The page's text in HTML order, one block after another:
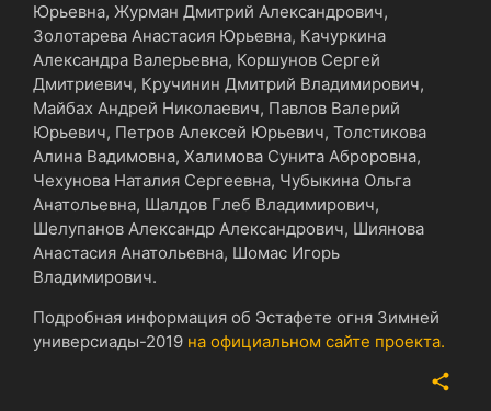
Юрьевна, Журман Дмитрий Александрович,
Золотарева Анастасия Юрьевна, Качуркина
Александра Валерьевна, Коршунов Сергей
Дмитриевич, Кручинин Дмитрий Владимирович,
Майбах Андрей Николаевич, Павлов Валерий
Юрьевич, Петров Алексей Юрьевич, Толстикова
Алина Вадимовна, Халимова Сунита Аброровна,
Чехунова Наталия Сергеевна, Чубыкина Ольга
Анатольевна, Шалдов Глеб Владимирович,
Шелупанов Александр Александрович, Шиянова
Анастасия Анатольевна, Шомас Игорь
Владимирович.
Подробная информация об Эстафете огня Зимней
универсиады-2019 на официальном сайте проекта.